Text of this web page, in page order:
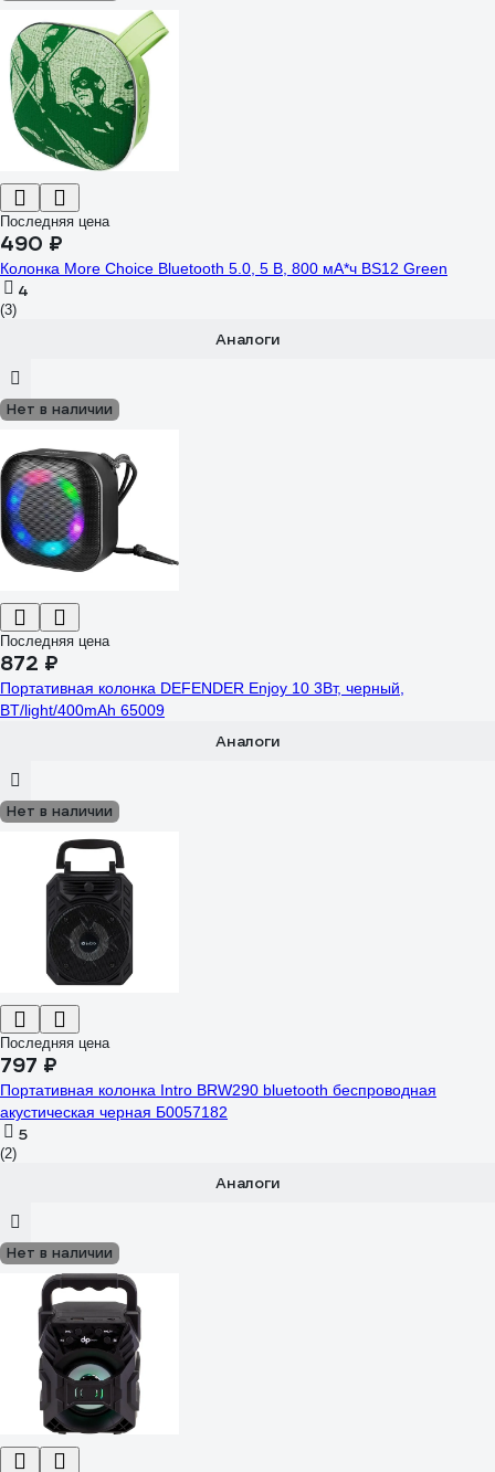
Последняя цена
490 ₽
Колонка More Choice Bluetooth 5.0, 5 В, 800 мА*ч BS12 Green
4
(3)
Аналоги
Нет в наличии
Последняя цена
872 ₽
Портативная колонка DEFENDER Enjoy 10 3Вт, черный,
BT/light/400mAh 65009
Аналоги
Нет в наличии
Последняя цена
797 ₽
Портативная колонка Intro BRW290 bluetooth беспроводная
акустическая черная Б0057182
5
(2)
Аналоги
Нет в наличии